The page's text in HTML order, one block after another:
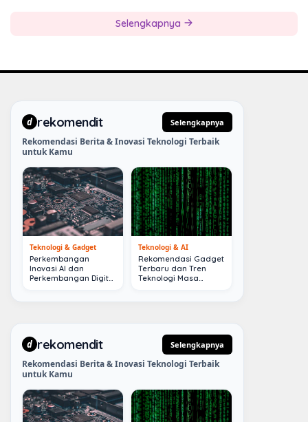
Selengkapnya
d rekomendit Selengkapnya
Rekomendasi Berita & Inovasi Teknologi Terbaik
untuk Kamu
Teknologi & Gadget
Perkembangan
Inovasi AI dan
Perkembangan Digital
Teknologi & AI
Rekomendasi Gadget
Terbaru dan Tren
Teknologi Masa
d rekomendit Selengkapnya
Rekomendasi Berita & Inovasi Teknologi Terbaik
untuk Kamu